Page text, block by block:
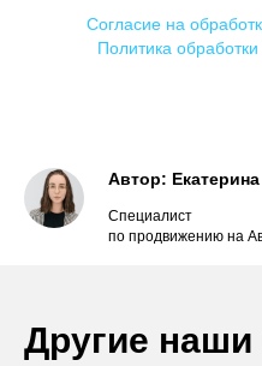
Согласие на
Политика
Автор: Екатерина
Специалист
по продвижению на
Другие наши